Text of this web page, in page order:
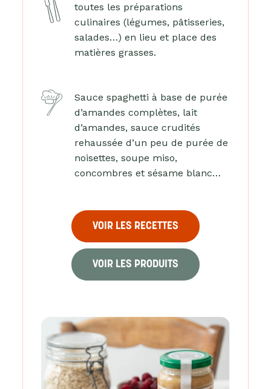
toutes les préparations
culinaires (légumes, pâtisseries,
salades…) en lieu et place des
matières grasses.
Sauce spaghetti à base de purée
d’amandes complètes, lait
d’amandes, sauce crudités
rehaussée d’un peu de purée de
noisettes, soupe miso,
concombres et sésame blanc…
VOIR LES RECETTES
VOIR LES PRODUITS